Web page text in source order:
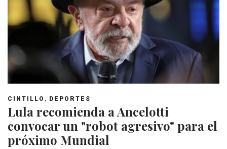
CINTILLO , DEPORTES
Lula recomienda a Ancelotti
convocar un "robot agresivo" para el
próximo Mundial